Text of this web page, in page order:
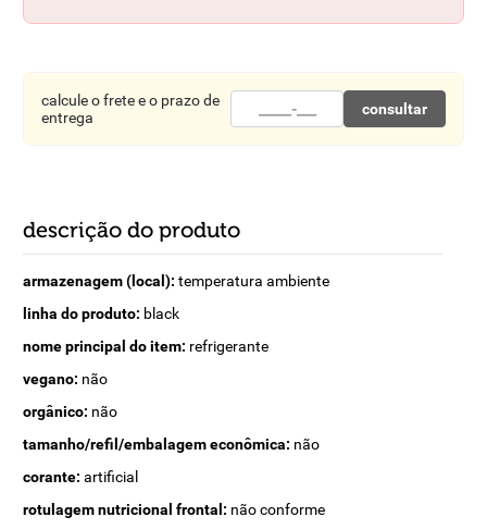
calcule o frete e o prazo de
entrega
consultar
descrição do produto
armazenagem (local): temperatura ambiente
linha do produto: black
nome principal do item: refrigerante
vegano: não
orgânico: não
tamanho/refil/embalagem econômica: não
corante: artificial
rotulagem nutricional frontal: não conforme
10º chocolate